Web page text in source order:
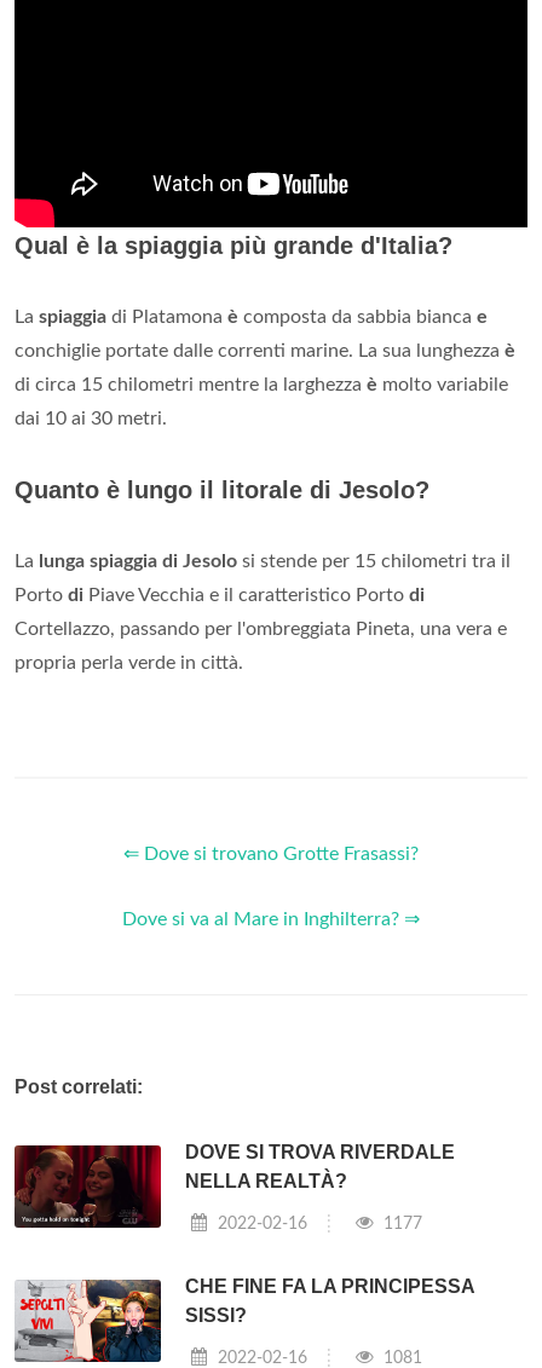
Qual è la spiaggia più grande d'Italia?
La spiaggia di Platamona è composta da sabbia bianca e
conchiglie portate dalle correnti marine. La sua lunghezza è
di circa 15 chilometri mentre la larghezza è molto variabile
dai 10 ai 30 metri.
Quanto è lungo il litorale di Jesolo?
La lunga spiaggia di Jesolo si stende per 15 chilometri tra il
Porto di Piave Vecchia e il caratteristico Porto di
Cortellazzo, passando per l'ombreggiata Pineta, una vera e
propria perla verde in città.
⇐ Dove si trovano Grotte Frasassi?
Dove si va al Mare in Inghilterra? ⇒
Post correlati:
DOVE SI TROVA RIVERDALE
NELLA REALTÀ?
2022-02-16 1177
CHE FINE FA LA PRINCIPESSA
SISSI?
2022-02-16 1081